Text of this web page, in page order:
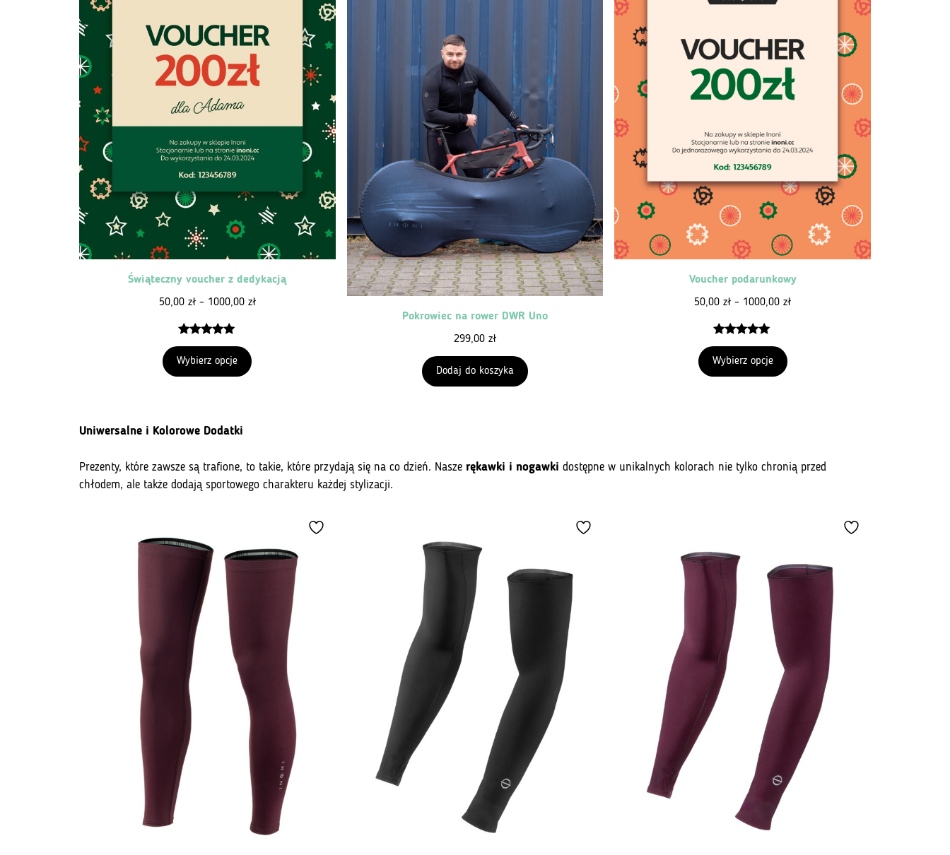
Świąteczny voucher z dedykacją
50,00 zł – 1000,00 złZakres
5.00z 5
Wybierz opcje
Pokrowiec na rower DWR Uno
299,00 zł
Dodaj do koszyka
Voucher podarunkowy
50,00zł – 1000,00złZakres
5.00z 5
Wybierz opcje
Uniwersalne i Kolorowe Dodatki
Prezenty, które zawsze są trafione, to takie, które przydają się na co dzień. Nasze rękawki i nogawki dostępne w unikalnych kolorach nie tylko chronią przed
chłodem, ale także dodają sportowego charakteru każdej stylizacji.